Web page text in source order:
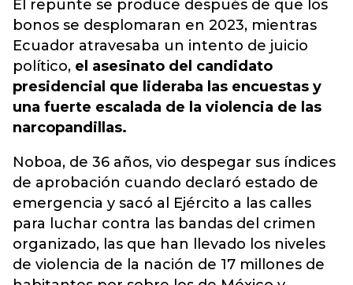
El repunte se produce después de que los
bonos se desplomaran en 2023, mientras
Ecuador atravesaba un intento de juicio
político, el asesinato del candidato
presidencial que lideraba las encuestas y
una fuerte escalada de la violencia de las
narcopandillas.
Noboa, de 36 años, vio despegar sus índices
de aprobación cuando declaró estado de
emergencia y sacó al Ejército a las calles
para luchar contra las bandas del crimen
organizado, las que han llevado los niveles
de violencia de la nación de 17 millones de